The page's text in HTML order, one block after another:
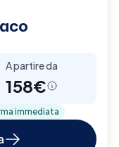
A partire da
158€
immediata